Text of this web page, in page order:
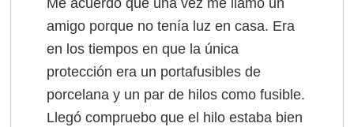
Me acuerdo que una vez me llamó un
amigo porque no tenía luz en casa. Era
en los tiempos en que la única
protección era un portafusibles de
porcelana y un par de hilos como fusible.
Llegó compruebo que el hilo estaba bien